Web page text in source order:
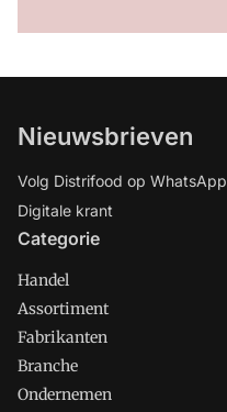
Nieuwsbrieven
Volg Distrifood op WhatsApp
Digitale krant
Categorie
Handel
Assortiment
Fabrikanten
Branche
Ondernemen